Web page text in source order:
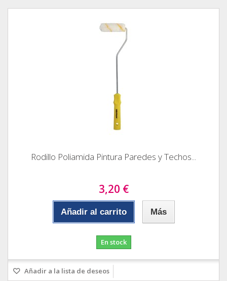
Rodillo Poliamida Pintura Paredes y Techos...
3,20 €
Añadir al carrito Más
En stock
Añadir a la lista de deseos